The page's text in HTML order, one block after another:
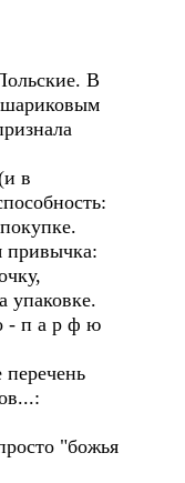
В
шариковым
в
упаковке.
- п а р ф ю
"божья